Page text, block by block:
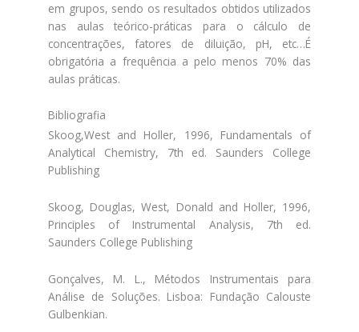
em grupos, sendo os resultados obtidos utilizados
nas aulas teórico-práticas para o cálculo de
concentrações, fatores de diluição, pH, etc…É
obrigatória a frequência a pelo menos 70% das
aulas práticas.
Bibliografia
Skoog,West and Holler, 1996, Fundamentals of
Analytical Chemistry, 7th ed. Saunders College
Publishing
Skoog, Douglas, West, Donald and Holler, 1996,
Principles of Instrumental Analysis, 7th ed.
Saunders College Publishing
Gonçalves, M. L., Métodos Instrumentais para
Análise de Soluções. Lisboa: Fundação Calouste
Gulbenkian.